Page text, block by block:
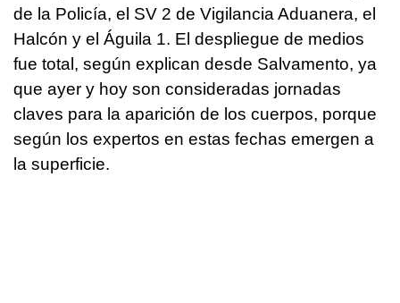
de la Policía, el SV 2 de Vigilancia Aduanera, el
Halcón y el Águila 1. El despliegue de medios
fue total, según explican desde Salvamento, ya
que ayer y hoy son consideradas jornadas
claves para la aparición de los cuerpos, porque
según los expertos en estas fechas emergen a
la superficie.